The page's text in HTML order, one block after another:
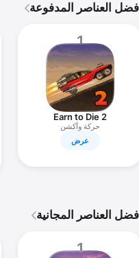
أفضل العناصر المدفوعة
1
Earn to Die 2
حركة وأكشن
عرض
أفضل العناصر المجانية
1